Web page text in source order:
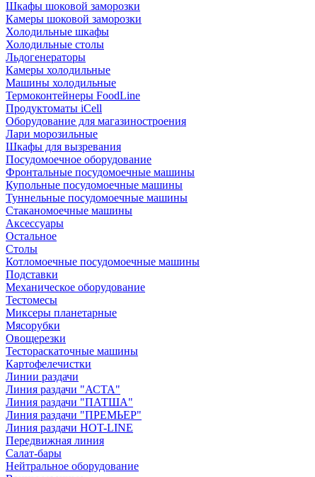
Шкафы шоковой заморозки
Камеры шоковой заморозки
Холодильные шкафы
Холодильные столы
Льдогенераторы
Камеры холодильные
Машины холодильные
Термоконтейнеры FoodLine
Продуктоматы iCell
Оборудование для магазиностроения
Лари морозильные
Шкафы для вызревания
Посудомоечное оборудование
Фронтальные посудомоечные машины
Купольные посудомоечные машины
Туннельные посудомоечные машины
Стаканомоечные машины
Аксессуары
Остальное
Столы
Котломоечные посудомоечные машины
Подставки
Механическое оборудование
Тестомесы
Миксеры планетарные
Мясорубки
Овощерезки
Тестораскаточные машины
Картофелечистки
Линии раздачи
Линия раздачи "АСТА"
Линия раздачи "ПАТША"
Линия раздачи "ПРЕМЬЕР"
Линия раздачи HOT-LINE
Передвижная линия
Салат-бары
Нейтральное оборудование